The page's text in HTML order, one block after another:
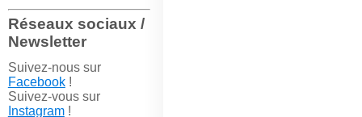
Réseaux sociaux /
Newsletter
Suivez-nous sur
Facebook!
Suivez-vous sur
Instagram!